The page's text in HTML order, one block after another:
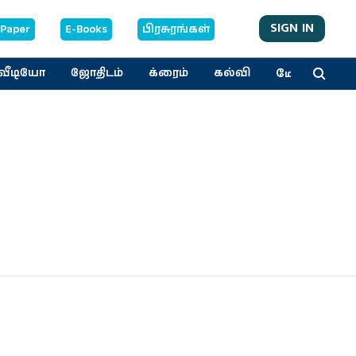
E-Books பிரசுரங்கள் SIGN IN
ஜோதிடம் க்ரைம் கல்வி மேலும்